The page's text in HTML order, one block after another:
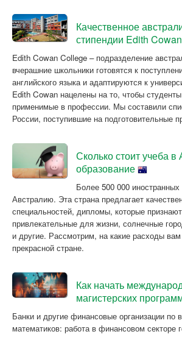
Качественное
стипендии Edith
Edith Cowan College – подразделение
вчерашние школьники готовятся к
английского языка и адаптируются к
Edith Cowan нацелены на то, чтобы
применимые в профессии. Мы составили
России, поступившие на подготовительные
Сколько стоит учеба
образование
Более 500 000
Австралию. Эта страна предлагает
специальностей, дипломы, которые
привлекательные для жизни, солнечные
и другие. Рассмотрим, на какие расходы
прекрасной стране.
Как начать
магистерских
Банки и другие финансовые организации
математиков: работа в финансовом